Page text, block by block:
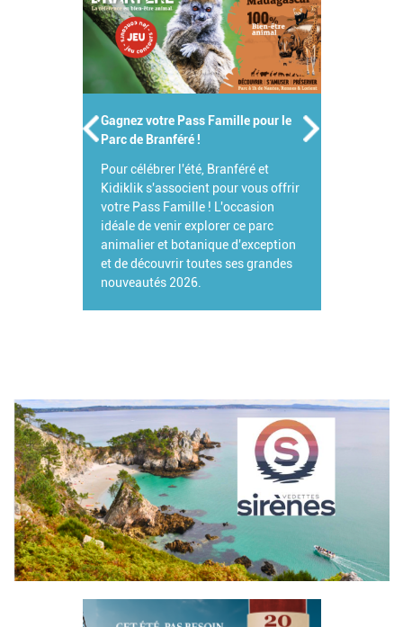
Gagnez votre Pass Famille pour le
Parc de Branféré !
Pour célébrer l'été, Branféré et
Kidiklik s'associent pour vous offrir
votre Pass Famille ! L'occasion
idéale de venir explorer ce parc
animalier et botanique d'exception
et de découvrir toutes ses grandes
nouveautés 2026.